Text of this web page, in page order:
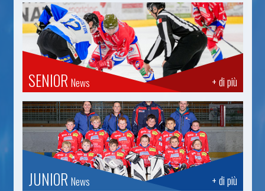
+ di più
SENIOR News
+ di più
JUNIOR News